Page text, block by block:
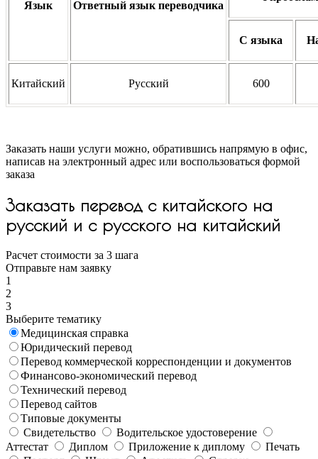
Язык Ответный язык переводчика
С языка
Китайский Русский 600
Заказать наши услуги можно, обратившись напрямую в офис,
написав на электронный адрес или воспользоваться формой
заказа
Заказать перевод с китайского на
русский и с русского на китайский
Расчет стоимости за 3 шага
Отправьте нам заявку
1
2
3
Выберите тематику
Медицинская справка
Юридический перевод
Перевод коммерческой корреспонденции и документов
Финансово-экономический перевод
Технический перевод
Перевод сайтов
Типовые документы
Свидетельство
Водительское удостоверение
Аттестат
Диплом Приложение к диплому
Печать